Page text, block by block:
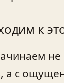
к
не
а с